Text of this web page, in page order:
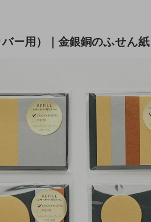
ー用）｜金銀銅のふせん紙